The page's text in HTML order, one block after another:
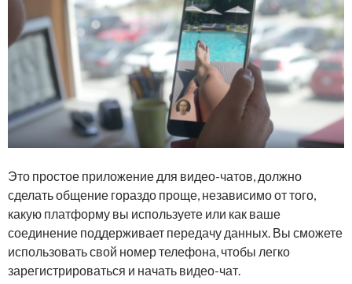
Это простое приложение для видео-чатов, должно
сделать общение гораздо проще, независимо от того,
какую платформу вы используете или как ваше
соединение поддерживает передачу данных. Вы сможете
использовать свой номер телефона, чтобы легко
зарегистрироваться и начать видео-чат.